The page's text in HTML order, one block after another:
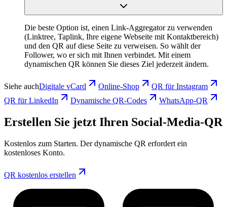
Die beste Option ist, einen Link-Aggregator zu verwenden
(Linktree, Taplink, Ihre eigene Webseite mit Kontaktbereich)
und den QR auf diese Seite zu verweisen. So wählt der
Follower, wo er sich mit Ihnen verbindet. Mit einem
dynamischen QR können Sie dieses Ziel jederzeit ändern.
Siehe auchDigitale vCard Online-Shop
QR für Instagram
QR für LinkedIn
Dynamische QR-Codes WhatsApp-QR
Erstellen Sie jetzt Ihren Social-Media-QR
Kostenlos zum Starten. Der dynamische QR erfordert ein
kostenloses Konto.
QR kostenlos erstellen